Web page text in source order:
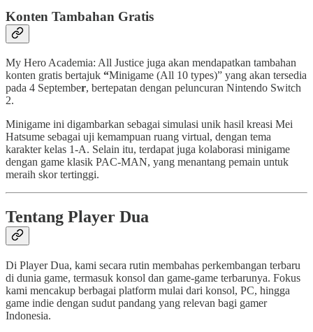
Konten Tambahan Gratis
My Hero Academia: All Justice juga akan mendapatkan tambahan
konten gratis bertajuk “Minigame (All 10 types)” yang akan tersedia
pada 4 September, bertepatan dengan peluncuran Nintendo Switch
2.
Minigame ini digambarkan sebagai simulasi unik hasil kreasi Mei
Hatsume sebagai uji kemampuan ruang virtual, dengan tema
karakter kelas 1-A. Selain itu, terdapat juga kolaborasi minigame
dengan game klasik PAC-MAN, yang menantang pemain untuk
meraih skor tertinggi.
Tentang Player Dua
Di Player Dua, kami secara rutin membahas perkembangan terbaru
di dunia game, termasuk konsol dan game-game terbarunya. Fokus
kami mencakup berbagai platform mulai dari konsol, PC, hingga
game indie dengan sudut pandang yang relevan bagi gamer
Indonesia.